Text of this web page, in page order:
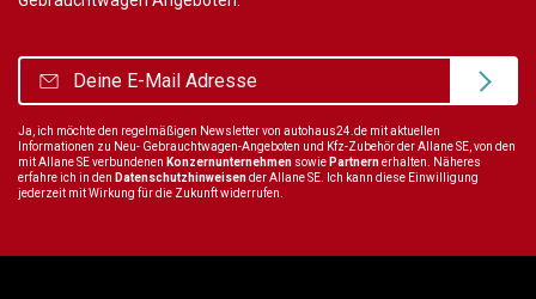
Ja, ich möchte den regelmäßigen Newsletter von autohaus24.de mit aktuellen
Informationen zu Neu- Gebrauchtwagen-Angeboten und Kfz-Zubehör der Allane SE, von den
mit Allane SE verbundenen Konzernunternehmen sowie Partnernerhalten. Näheres
erfahre ich in den Datenschutzhinweisender Allane SE. Ich kann diese Einwilligung
jederzeit mit Wirkung für die Zukunft widerrufen.